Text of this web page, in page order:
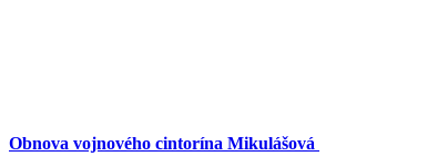
Obnova vojnového cintorína Mikulášová